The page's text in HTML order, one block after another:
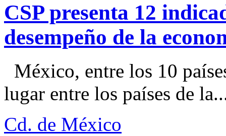
CSP presenta 12
desempeño de la
México, entre los 10
lugar entre los países de
Cd. de México